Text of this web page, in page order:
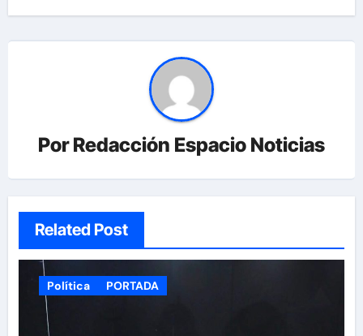
PorRedacción Espacio Noticias
Related Post
Política PORTADA